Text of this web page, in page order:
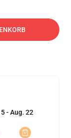
- Aug. 22